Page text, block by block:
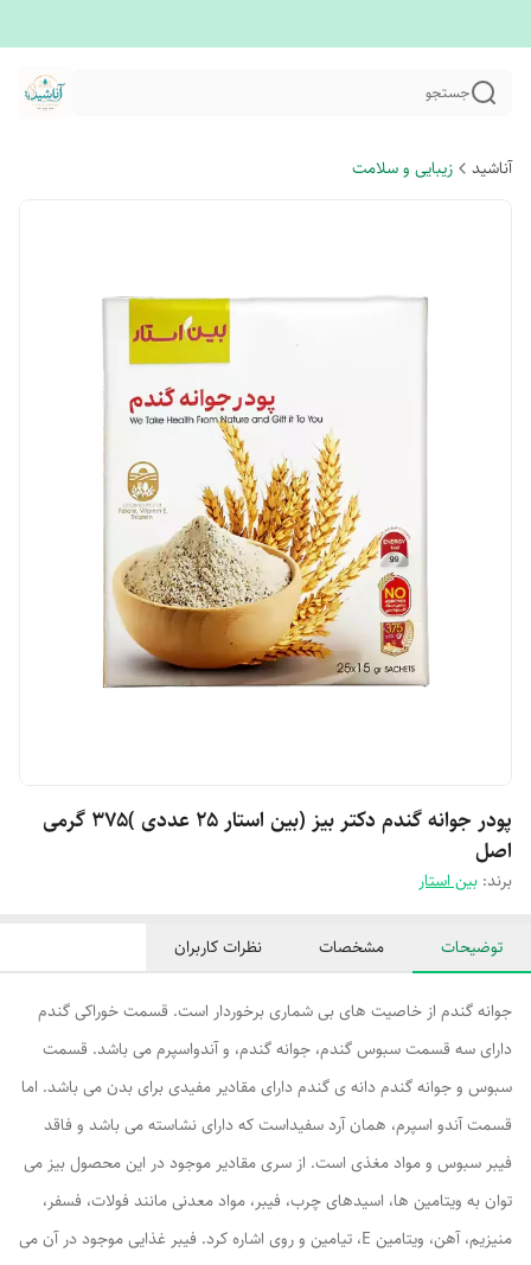
جستجو
آناشید زیبایی و سلامت
پودر جوانه گندم دکتر بیز (بین استار ۲۵ عددی )۳۷۵ گرمی
اصل
برند: بین استار
توضیحات مشخصات نظرات کاربران
جوانه گندم از خاصیت های بی شماری برخوردار است. قسمت خوراکی گندم
دارای سه قسمت سبوس گندم، جوانه گندم، و آندواسپرم می باشد. قسمت
سبوس و جوانه گندم دانه ی گندم دارای مقادیر مفیدی برای بدن می باشد. اما
قسمت آندو اسپرم، همان آرد سفیداست که دارای نشاسته می باشد و فاقد
فیبر سبوس و مواد مغذی است. از سری مقادیر موجود در این محصول بیز می
توان به ویتامین ها، اسیدهای چرب، فیبر، مواد معدنی مانند فولات، فسفر،
منیزیم، آهن، ویتامین E، تیامین و روی اشاره کرد. فیبر غذایی موجود در آن می